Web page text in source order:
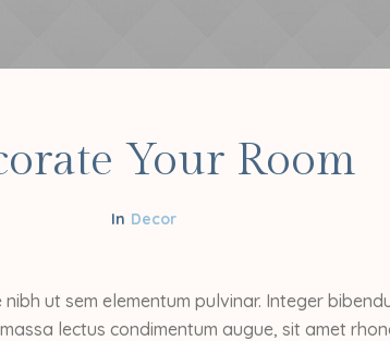
Your Room
Decor
ut sem elementum pulvinar. Integer
lectus condimentum augue, sit amet